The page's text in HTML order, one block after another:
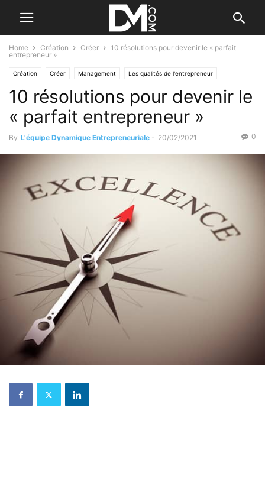
Home Création Créer
10 résolutions pour devenir le « parfait
entrepreneur »
Création Créer Management Les qualités de l'entrepreneur
Personnel
10 résolutions pour devenir le
« parfait entrepreneur »
By L'équipe Dynamique Entrepreneuriale - 20/02/2021 0